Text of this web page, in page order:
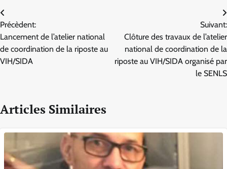
Navigation
de
l’article
Précèdent:
Lancement de l’atelier national
de coordination de la riposte au
VIH/SIDA
Suivant:
Clôture des travaux de l’atelier
national de coordination de la
riposte au VIH/SIDA organisé par
le SENLS
Articles Similaires